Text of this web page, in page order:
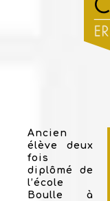
Ancien
élève deux
fois
diplômé de
l’école
Boulle à